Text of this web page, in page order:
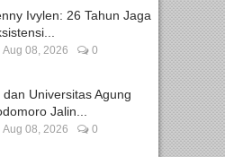
Ivylen: 26 Tahun Jaga
Aug 08, 2026 0
dan Universitas Agung
Jalin...
Aug 08, 2026 0